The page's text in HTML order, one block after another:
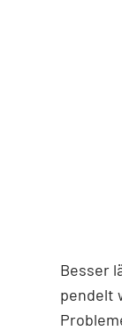
Besser
pendelt